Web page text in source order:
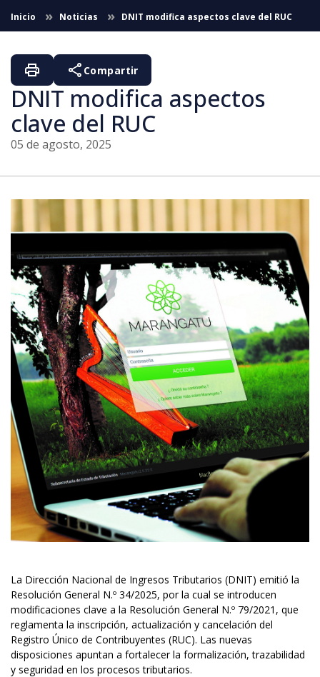
Saltar al contenido principal
Inicio Noticias DNIT modifica aspectos clave del RUC
DNIT modifica aspectos
clave del RUC
05 de agosto, 2025
print share Compartir
La Dirección Nacional de Ingresos Tributarios (DNIT) emitió la
Resolución General N.º 34/2025, por la cual se introducen
modificaciones clave a la Resolución General N.º 79/2021, que
reglamenta la inscripción, actualización y cancelación del
Registro Único de Contribuyentes (RUC). Las nuevas
disposiciones apuntan a fortalecer la formalización, trazabilidad
y seguridad en los procesos tributarios.